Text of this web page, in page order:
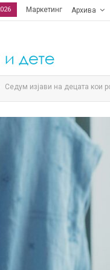
Маркетинг Архива
Седум изјави на децата кои